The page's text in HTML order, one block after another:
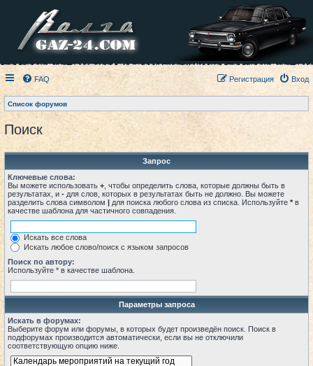
FAQ Вход
Регистрация
Список форумов
Поиск
Запрос
Ключевые слова:
Вы можете использовать + , чтобы определить слова, которые должны быть в
результатах, и - для слов, которых в результатах быть не должно. Вы можете
разделить слова символом | для поиска любого слова из списка. Используйте * в
качестве шаблона для частичного совпадения.
Искать все слова
Искать любое слово/поиск с языком запросов
Поиск по автору:
Используйте * в качестве шаблона.
Параметры запроса
Искать в форумах:
Выберите форум или форумы, в которых будет произведён поиск. Поиск в
подфорумах производится автоматически, если вы не отключили
соответствующую опцию ниже.